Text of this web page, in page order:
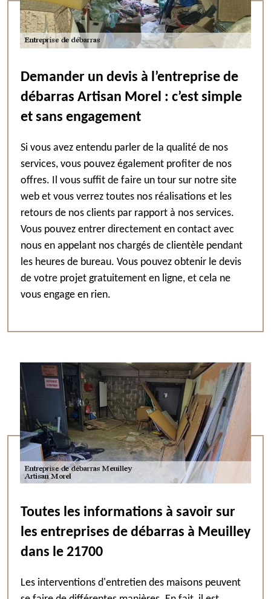
Demander un devis à l’entreprise de
débarras Artisan Morel : c’est simple
et sans engagement
Si vous avez entendu parler de la qualité de nos
services, vous pouvez également profiter de nos
offres. Il vous suffit de faire un tour sur notre site
web et vous verrez toutes nos réalisations et les
retours de nos clients par rapport à nos services.
Vous pouvez entrer directement en contact avec
nous en appelant nos chargés de clientèle pendant
les heures de bureau. Vous pouvez obtenir le devis
de votre projet gratuitement en ligne, et cela ne
vous engage en rien.
Toutes les informations à savoir sur
les entreprises de débarras à Meuilley
dans le 21700
Les interventions d'entretien des maisons peuvent